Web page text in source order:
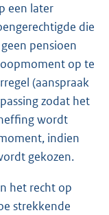
een later
die
pensioen
op te
(aanspraak
zodat het
wordt
indien
gekozen.
het recht op
strekkende